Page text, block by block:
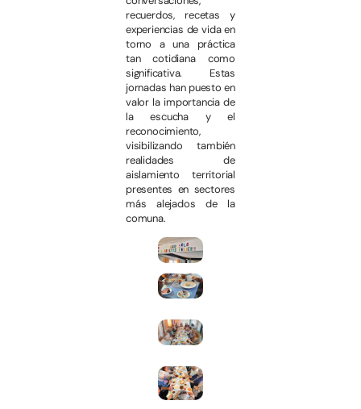
recuerdos, recetas y
experiencias de vida en
torno a una práctica
tan cotidiana como
significativa. Estas
jornadas han puesto en
valor la importancia de
la escucha y el
reconocimiento,
visibilizando también
realidades de
aislamiento territorial
presentes en sectores
más alejados de la
comuna.